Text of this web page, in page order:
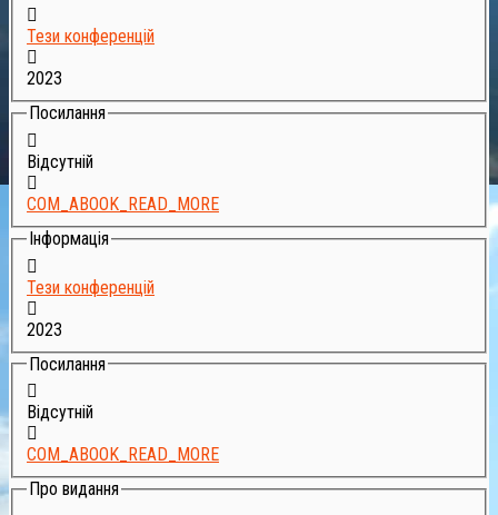
Тези конференцій
2023
Посилання
Відсутній
COM_ABOOK_READ_MORE
Інформація
Тези конференцій
2023
Посилання
Відсутній
COM_ABOOK_READ_MORE
Про видання